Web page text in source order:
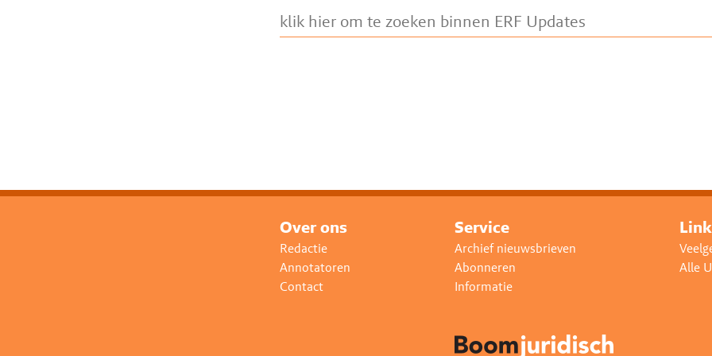
Over ons
Redactie
Annotatoren
Contact
Service
Archief nieuwsbrieven
Abonneren
Informatie
Alle